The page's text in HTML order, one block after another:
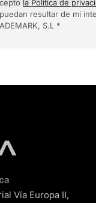
la Politica de
resultar de mi
S.L *
Vía Europa II,